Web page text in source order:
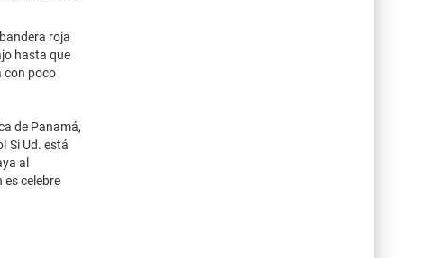
roja
hasta que
con poco
de Panamá,
Si Ud. está
al
es celebre